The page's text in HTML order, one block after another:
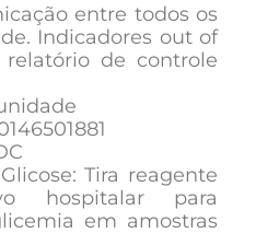
entre todos os
Indicadores out of
de controle
Tira reagente
hospitalar para
em amostras